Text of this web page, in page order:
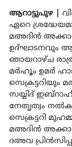
ആറാട്ടുപുഴ |
ഏറെ
മഅദിന്‍
ഉദ്ഘാടനവും
ഞായറാഴ്ച
മര്‍ഹൂം ഉമര്‍
സെക്രട്ടറിയും
സയ്യിദ്
നേതൃത്വം
സെക്രട്ടറി
മഅദിന്‍
ദഅവ